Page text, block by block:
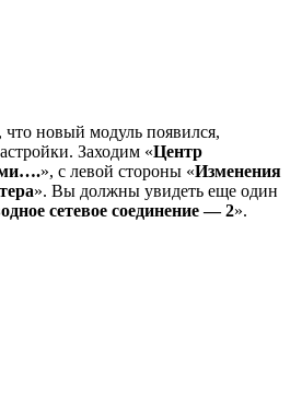
новый модуль появился,
Заходим «Центр
», с левой стороны «Изменения
». Вы должны увидеть еще один
сетевое соединение — 2».